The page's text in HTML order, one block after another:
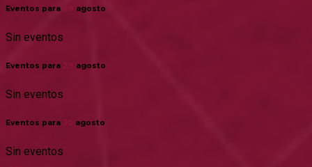
Eventos para agosto
Sin eventos
Eventos para agosto
Sin eventos
Eventos para agosto
Sin eventos